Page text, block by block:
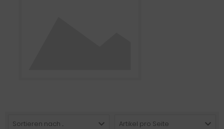
Sortieren nach ... Artikel pro Seite